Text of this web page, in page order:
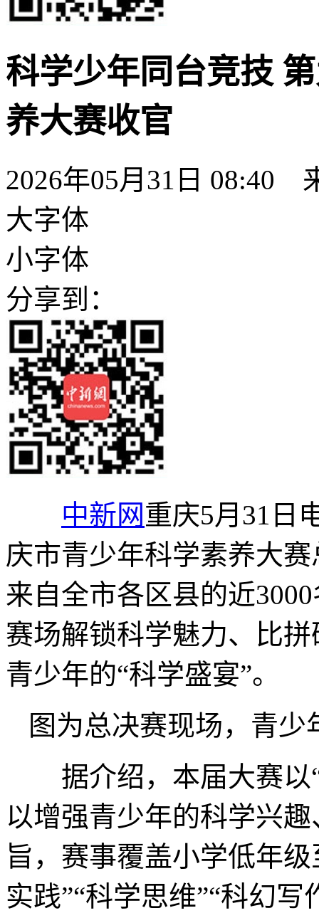
科学少年同台竞技
养大赛收官
2026年05月31日 08:40
大字体
小字体
分享到：
中新网重庆5月31日
庆市青少年科学素养大
来自全市各区县的近
赛场解锁科学魅力、比
青少年的“科学盛宴”。
图为总决赛现场，青
据介绍，本届大赛以“
以增强青少年的科学兴
旨，赛事覆盖小学低年
实践”“科学思维”“科幻